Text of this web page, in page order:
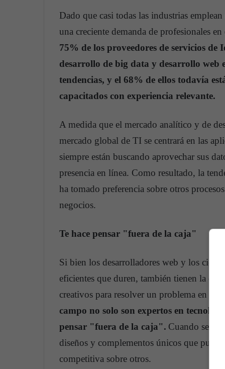
Dado que casi todas las industrias
una creciente demanda de profesionales
75% de los proveedores de servicios de
desarrollo de big data y desarrollo web
tendencias, y el 68% de ellos todavía
capacitados con experiencia relevante.
A medida que el mercado analítico y de
mercado global de TI se centrará en las
siempre están buscando aprovechar sus
presencia en línea. Como resultado, la
ha tomado preferencia sobre otros
negocios.
Te hace pensar "fuera de la caja"
Si bien los desarrolladores web y los
eficientes que duren, también tienen la
creativos para resolver un problema en
campo no solo son expertos en
pensar "fuera de la caja". Cuando se
diseños y complementos únicos que
competitiva sobre otros.